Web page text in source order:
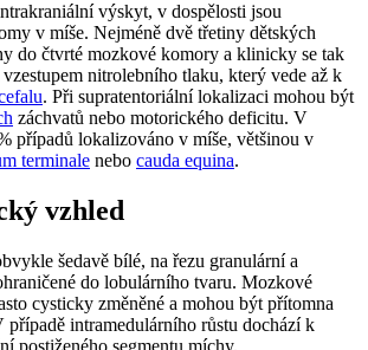
výskyt, v dospělosti jsou
v míše. Nejméně dvě třetiny dětských
do čtvrté mozkové komory a klinicky se tak
nitrolebního tlaku, který vede až k
. Při supratentoriální lokalizaci mohou být
záchvatů nebo motorického deficitu. V
případů lokalizováno v míše, většinou v
terminale nebo cauda equina.
vzhled
šedavě bílé, na řezu granulární a
do lobulárního tvaru. Mozkové
cysticky změněné a mohou být přítomna
intramedulárního růstu dochází k